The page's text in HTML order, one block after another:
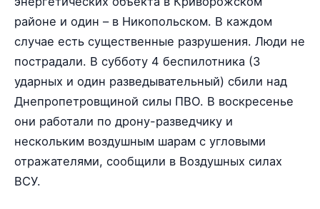
районе и один – в Никопольском. В каждом
случае есть существенные разрушения. Люди не
пострадали. В субботу 4 беспилотника (3
ударных и один разведывательный) сбили над
Днепропетровщиной силы ПВО. В воскресенье
они работали по дрону-разведчику и
нескольким воздушным шарам с угловыми
отражателями, сообщили в Воздушных силах
ВСУ.